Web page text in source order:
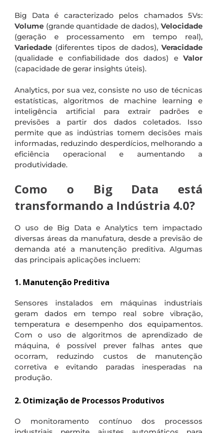
Big Data é caracterizado pelos chamados 5Vs:
Volume (grande quantidade de dados), Velocidade
(geração e processamento em tempo real),
Variedade (diferentes tipos de dados), Veracidade
(qualidade e confiabilidade dos dados) e Valor
(capacidade de gerar insights úteis).
Analytics, por sua vez, consiste no uso de técnicas
estatísticas, algoritmos de machine learning e
inteligência artificial para extrair padrões e
previsões a partir dos dados coletados. Isso
permite que as indústrias tomem decisões mais
informadas, reduzindo desperdícios, melhorando a
eficiência operacional e aumentando a
produtividade.
Como o Big Data está
transformando a Indústria 4.0?
O uso de Big Data e Analytics tem impactado
diversas áreas da manufatura, desde a previsão de
demanda até a manutenção preditiva. Algumas
das principais aplicações incluem:
1. Manutenção Preditiva
Sensores instalados em máquinas industriais
geram dados em tempo real sobre vibração,
temperatura e desempenho dos equipamentos.
Com o uso de algoritmos de aprendizado de
máquina, é possível prever falhas antes que
ocorram, reduzindo custos de manutenção
corretiva e evitando paradas inesperadas na
produção.
2. Otimização de Processos Produtivos
O monitoramento contínuo dos processos